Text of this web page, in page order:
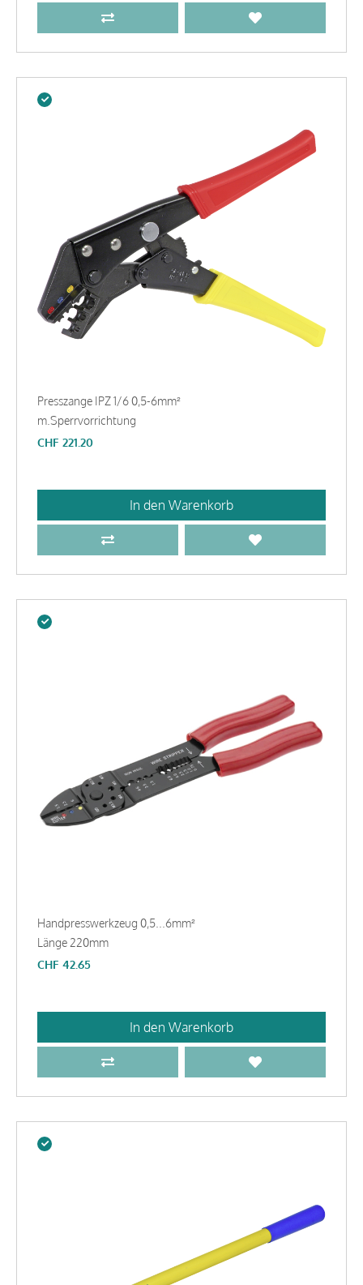
Presszange IPZ 1/6 0,5-6mm²
m.Sperrvorrichtung
CHF 221.20
In den Warenkorb
Handpresswerkzeug 0,5...6mm²
Länge 220mm
CHF 42.65
In den Warenkorb